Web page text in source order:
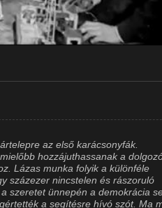
az első karácsonyfák.
hozzájuthassanak a
Lázas munka folyik a különféle
százezer nincstelen és rászoruló
szeretet ünnepén a demokrácia
a segítésre hívó szót. Ma